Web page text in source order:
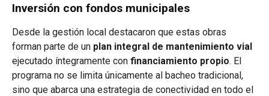
Inversión con fondos municipales
Desde la gestión local destacaron que estas obras
forman parte de un plan integral de mantenimiento vial
ejecutado íntegramente con financiamiento propio. El
programa no se limita únicamente al bacheo tradicional,
sino que abarca una estrategia de conectividad en todo el